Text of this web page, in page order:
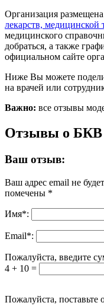
Организация размещена
лекарств,
медицинского
добраться, а также
официальном сайте
Ниже Вы можете
на врачей или
Важно: все отзывы
Отзывы о БКВ
Ваш отзыв:
Ваш адрес email не
помечены *
Имя*:
Email*:
Пожалуйста, введите
4 + 10 =
Пожалуйста, поставьте